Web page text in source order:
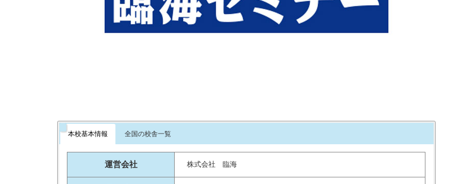
本校基本情報 全国の校舎一覧
運営会社 株式会社 臨海